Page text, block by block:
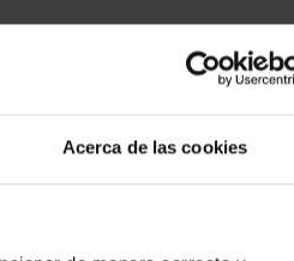
Acerca de las cookies